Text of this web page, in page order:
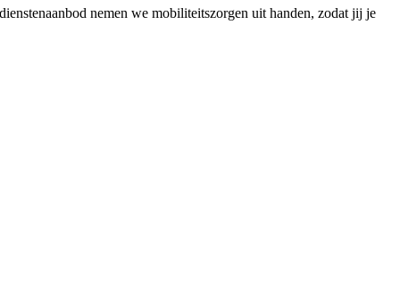
nemen we mobiliteitszorgen uit handen, zodat jij je